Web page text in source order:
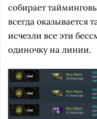
собирает
всегда оказывается
исчезли все эти
одиночку на линии.